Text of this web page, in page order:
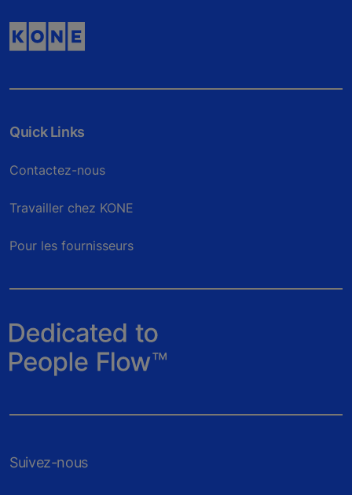
Quick Links
Contactez-nous
Travailler chez KONE
Pour les fournisseurs
Suivez-nous